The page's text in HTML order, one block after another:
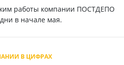
работы компании ПОСТДЕПО
в начале мая.
В ЦИФРАХ